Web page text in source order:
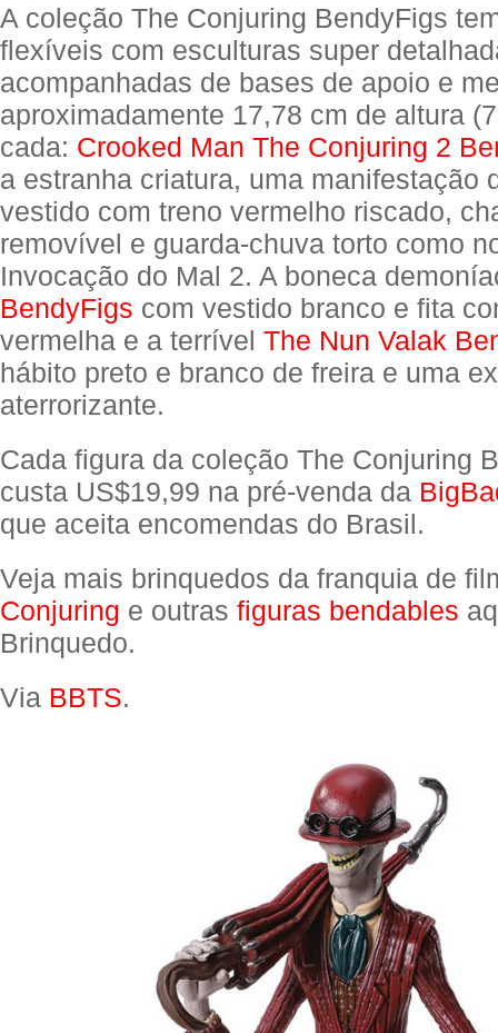
A coleção The Conjuring BendyFigs
flexíveis com esculturas super
acompanhadas de bases de apoio e
aproximadamente 17,78 cm de altura
cada: Crooked Man The Conjuring 2
a estranha criatura, uma manifestação
vestido com treno vermelho riscado,
removível e guarda-chuva torto como
Invocação do Mal 2. A boneca
BendyFigs com vestido branco e fita
vermelha e a terrível The Nun Valak
hábito preto e branco de freira e uma
aterrorizante.
Cada figura da coleção The Conjuring
custa US$19,99 na pré-venda da
que aceita encomendas do Brasil.
Veja mais brinquedos da franquia de
Conjuring e outras figuras bendables
Brinquedo.
Via BBTS.